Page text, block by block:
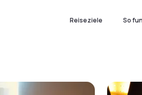
Reiseziele So